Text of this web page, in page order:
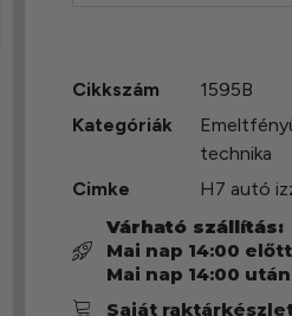
Cikkszám
1595B
Kategóriák
technika
Cimke
H7 autó
Várható szállítás:
Mai nap 14:00
Mai nap 14:00
Saját